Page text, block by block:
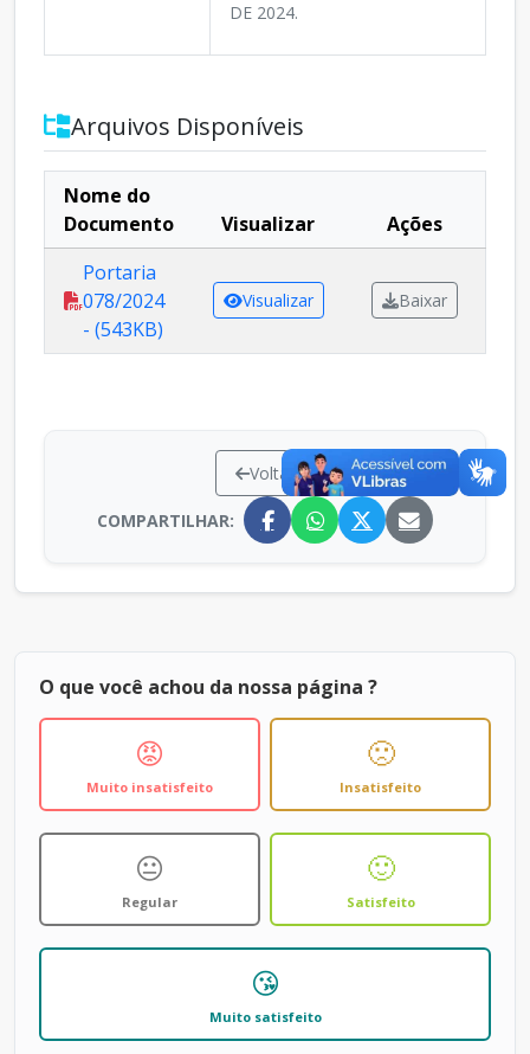
DE 2024.
Arquivos Disponíveis
Nome do
Documento
Visualizar
Ações
Portaria
078/2024
- (543KB)
Visualizar Baixar
Voltar
COMPARTILHAR:
O que você achou da nossa página ?
😡
Muito insatisfeito
🙁
Insatisfeito
😐
Regular
🙂
Satisfeito
😘
Muito satisfeito